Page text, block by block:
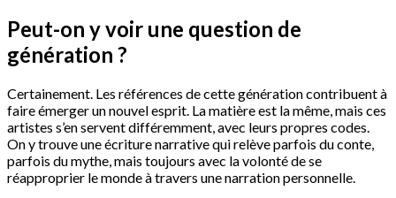
Peut-on y voir une question de
génération ?
Certainement. Les références de cette génération contribuent à
faire émerger un nouvel esprit. La matière est la même, mais ces
artistes s’en servent différemment, avec leurs propres codes.
On y trouve une écriture narrative qui relève parfois du conte,
parfois du mythe, mais toujours avec la volonté de se
réapproprier le monde à travers une narration personnelle.